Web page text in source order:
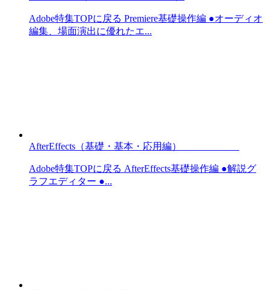
Adobe特集TOPに戻る Premiere基礎操作編 ●オーディオ
編集、場面演出に優れたエ...
AfterEffects（基礎・基本・応用編）
Adobe特集TOPに戻る AfterEffects基礎操作編 ●解説グ
ラフエディター ●...